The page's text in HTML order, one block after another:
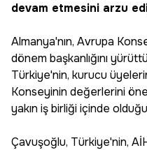
devam etmesini arzu
Almanya'nın, Avrupa
dönem başkanlığını
Türkiye'nin, kurucu
Konseyinin değerlerini
yakın iş birliği içinde
Çavuşoğlu, Türkiye'nin,